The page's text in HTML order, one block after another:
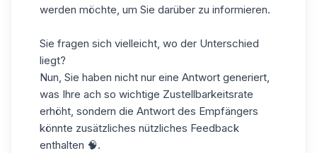
werden möchte, um Sie darüber zu informieren.
Sie fragen sich vielleicht, wo der Unterschied
liegt?
Nun, Sie haben nicht nur eine Antwort generiert,
was Ihre ach so wichtige Zustellbarkeitsrate
erhöht, sondern die Antwort des Empfängers
könnte zusätzliches nützliches Feedback
enthalten 🧠.